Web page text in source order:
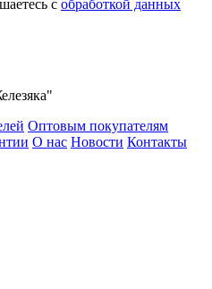
с обработкой данных
Оптовым покупателям
О нас Новости Контакты